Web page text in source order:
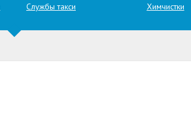
Службы такси Химчистки